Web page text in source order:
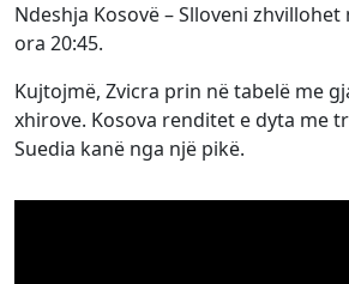
Ndeshja Kosovë – Slloveni
ora 20:45.
Kujtojmë, Zvicra prin në tabelë me
xhirove. Kosova renditet e dyta me
Suedia kanë nga një pikë.